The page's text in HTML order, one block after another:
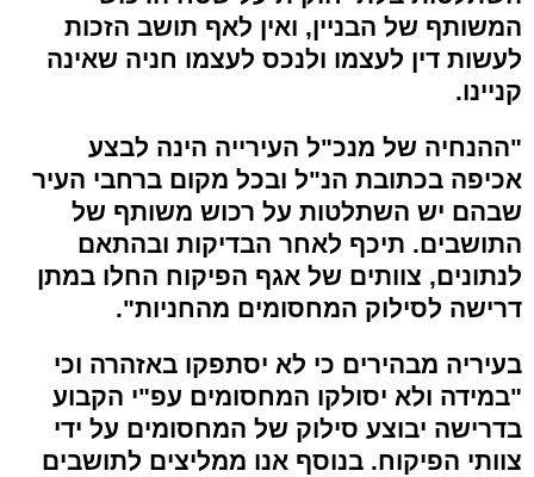
המשותף של הבניין, ואין לאף תושב הזכות
לעשות דין לעצמו ולנכס לעצמו חניה שאינה
קניינו.
"ההנחיה של מנכ"ל העירייה הינה לבצע
אכיפה בכתובת הנ"ל ובכל מקום ברחבי העיר
שבהם יש השתלטות על רכוש משותף של
התושבים. תיכף לאחר הבדיקות ובהתאם
לנתונים, צוותים של אגף הפיקוח החלו במתן
דרישה לסילוק המחסומים מהחניות".
בעיריה מבהירים כי לא יסתפקו באזהרה וכי
"במידה ולא יסולקו המחסומים עפ"י הקבוע
בדרישה יבוצע סילוק של המחסומים על ידי
צוותי הפיקוח. בנוסף אנו ממליצים לתושבים